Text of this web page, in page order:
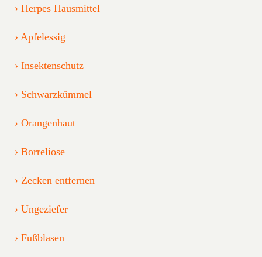
Herpes Hausmittel
Apfelessig
Insektenschutz
Schwarzkümmel
Orangenhaut
Borreliose
Zecken entfernen
Ungeziefer
Fußblasen